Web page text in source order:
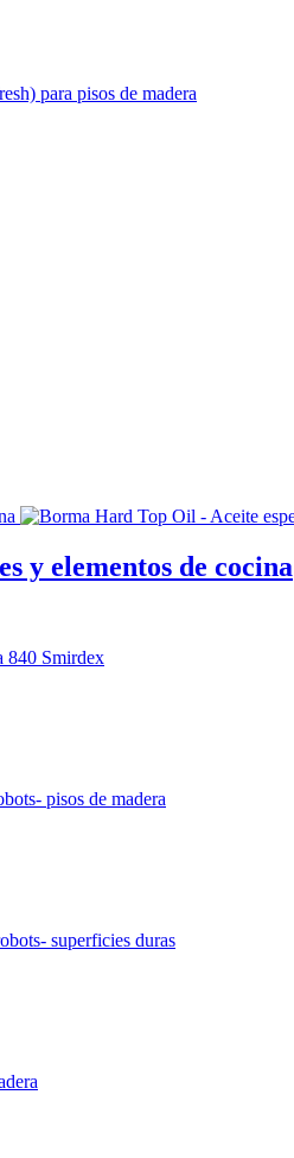
y elementos de cocina